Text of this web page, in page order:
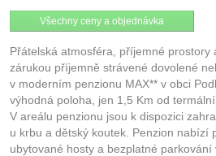
Všechny ceny a objednávka
Přátelská atmosféra, příjemné prostory
zárukou příjemně strávené dovolené
v moderním penzionu MAX** v obci
výhodná poloha, jen 1,5 Km od
V areálu penzionu jsou k dispozici
u krbu a dětský koutek. Penzion nabízí
ubytované hosty a bezplatné